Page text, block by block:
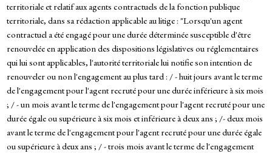
territoriale et relatif aux agents contractuels de la fonction publique
territoriale, dans sa rédaction applicable au litige : "Lorsqu'un agent
contractuel a été engagé pour une durée déterminée susceptible d'être
renouvelée en application des dispositions législatives ou réglementaires
qui lui sont applicables, l'autorité territoriale lui notifie son intention de
renouveler ou non l'engagement au plus tard : / - huit jours avant le terme
de l'engagement pour l'agent recruté pour une durée inférieure à six mois
; / - un mois avant le terme de l'engagement pour l'agent recruté pour une
durée égale ou supérieure à six mois et inférieure à deux ans ; /- deux mois
avant le terme de l'engagement pour l'agent recruté pour une durée égale
ou supérieure à deux ans ; / - trois mois avant le terme de l'engagement